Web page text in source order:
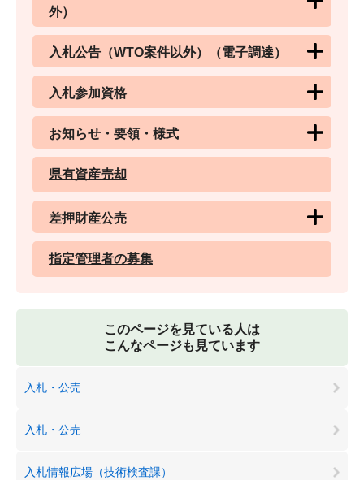
外）
入札公告（WTO案件以外）（電子調達）
入札参加資格
お知らせ・要領・様式
県有資産売却
差押財産公売
指定管理者の募集
このページを見ている人は
こんなページも見ています
入札・公売
入札・公売
入札情報広場（技術検査課）